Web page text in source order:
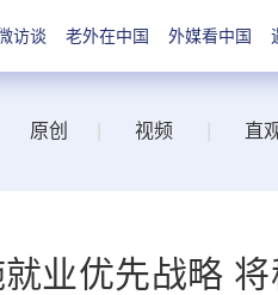
访谈 老外在中国 外媒看中国
原创 视频 直
业优先战略